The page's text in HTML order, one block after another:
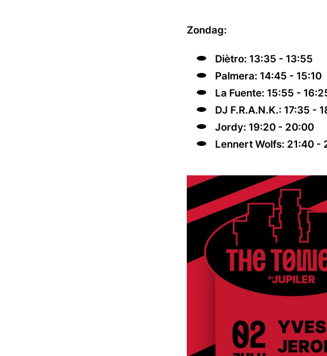
Zondag:
Diètro: 13:35 - 13:55
Palmera: 14:45 - 15:10
La Fuente: 15:55 -
DJ F.R.A.N.K.: 17:35 -
Jordy: 19:20 - 20:00
Lennert Wolfs: 21:40 -